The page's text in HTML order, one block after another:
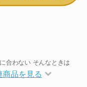
合わない そんなときは
商品を見る